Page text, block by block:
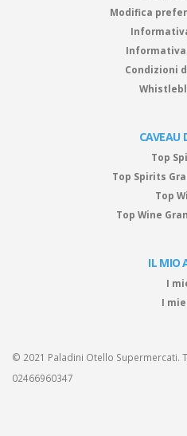
Modifica
Condizioni
CAVEAU
Top
Top Spirits
Top
Top Wine
IL MIO
I
I
© 2021 Paladini Otello Supermercati.
02466960347